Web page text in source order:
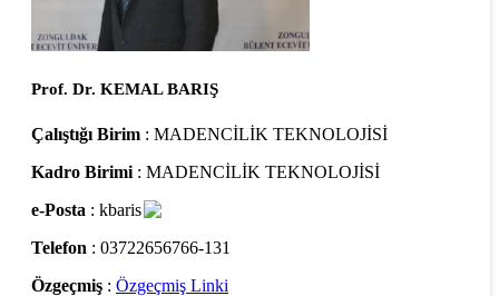
Prof. Dr. KEMAL BARIŞ
Çalıştığı Birim : MADENCİLİK TEKNOLOJİSİ
Kadro Birimi : MADENCİLİK TEKNOLOJİSİ
e-Posta : kbaris
Telefon : 03722656766-131
Özgeçmiş : Özgeçmiş Linki